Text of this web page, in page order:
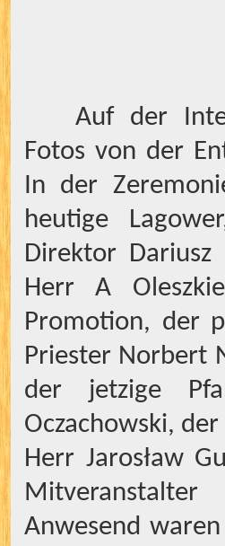
Auf der
Fotos von der
In der
heutige
Direktor Dariusz
Herr A
Promotion, der
Priester Norbert
der jetzige
Oczachowski,
Herr Jarosław
Anwesend